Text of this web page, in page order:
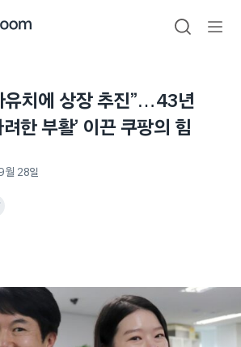
검색
유치에 상장 추진”…43년
한 부활’ 이끈 쿠팡의 힘
월 28일